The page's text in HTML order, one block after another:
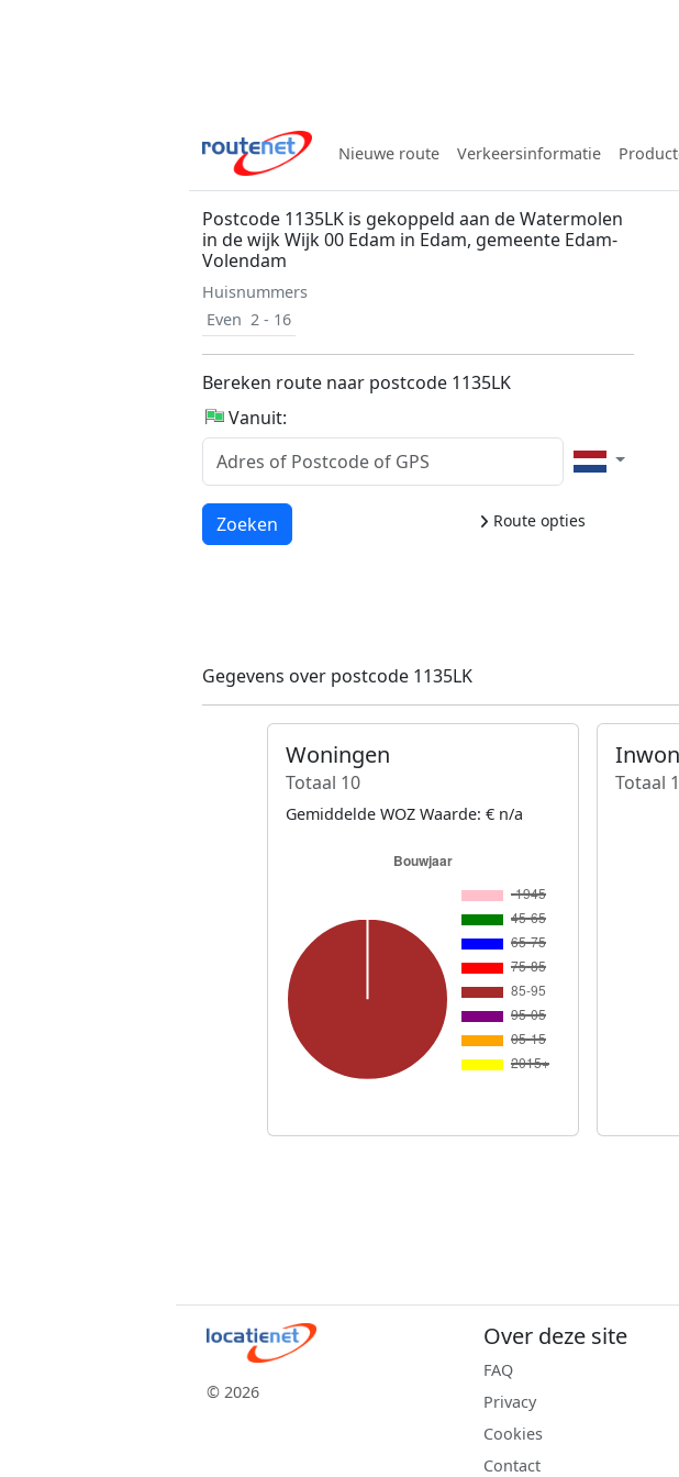
Nieuwe route Verkeersinformatie
Postcode 1135LK is gekoppeld aan de Watermolen
in de wijk Wijk 00 Edam in Edam, gemeente Edam-
Volendam
Huisnummers
Even 2 - 16
Bereken route naar postcode 1135LK
Vanuit:
Route opties
Laden...
Zoeken
Gegevens over postcode 1135LK
Woningen
Totaal 10
Gemiddelde WOZ Waarde: € n/a
Totaal
© 2026
Over deze site
FAQ
Privacy
Cookies
Contact